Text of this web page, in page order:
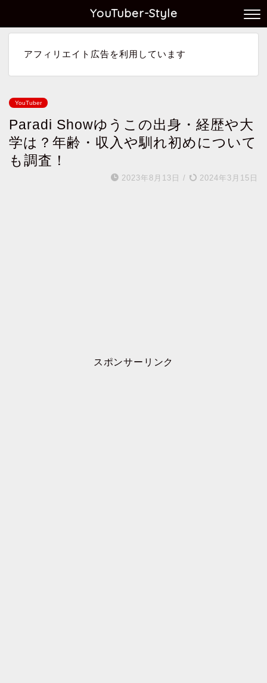
YouTuber-Style
アフィリエイト広告を利用しています
YouTuber
Paradi Showゆうこの出身・経歴や大
学は？年齢・収入や馴れ初めについて
も調査！
2023年8月13日 / 2024年3月15日
スポンサーリンク